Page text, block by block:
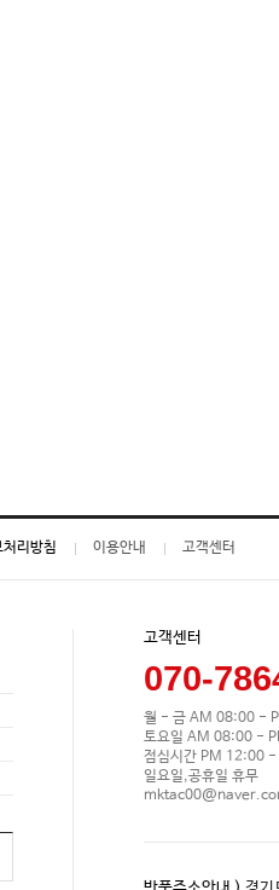
리방침 이용안내 고객센터
고객센터
070-
월 - 금 AM 08:00 -
토요일 AM 08:00 -
점심시간 PM 12:00
일요일,공휴일 휴무